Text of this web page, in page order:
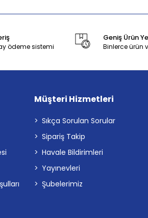
ödeme sistemi
Geniş Ürün
Binlerce ürün
Müşteri Hizmetleri
Sıkça Sorulan Sorular
Sipariş Takip
Havale Bildirimleri
Yayınevleri
Şubelerimiz